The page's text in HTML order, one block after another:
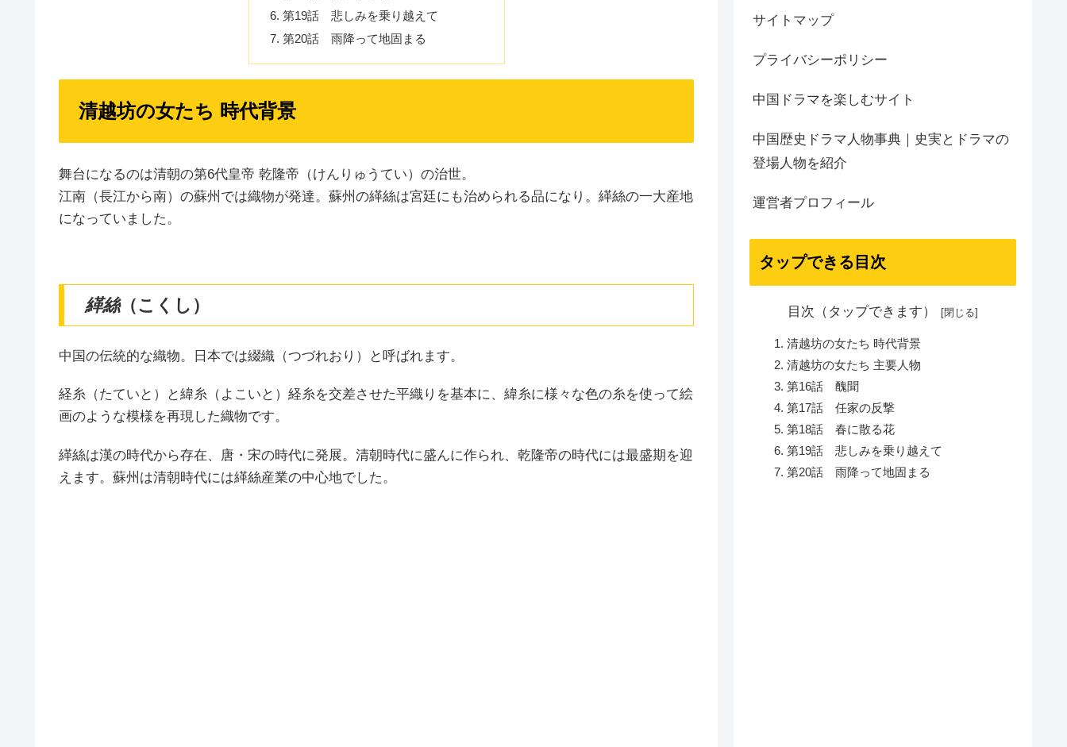
第19話 悲しみを乗り越えて
第20話 雨降って地固まる
清越坊の女たち 時代背景
舞台になるのは清朝の第6代皇帝 乾隆帝（けんりゅうてい）の治世。
江南（長江から南）の蘇州では織物が発達。蘇州の緙絲は宮廷にも治められる品になり。緙絲の一大産地
になっていました。
緙絲（こくし）
中国の伝統的な織物。日本では綴織（つづれおり）と呼ばれます。
経糸（たていと）と緯糸（よこいと）経糸を交差させた平織りを基本に、緯糸に様々な色の糸を使って絵
画のような模様を再現した織物です。
緙絲は漢の時代から存在、唐・宋の時代に発展。清朝時代に盛んに作られ、乾隆帝の時代には最盛期を迎
えます。蘇州は清朝時代には緙絲産業の中心地でした。
サイトマップ
プライバシーポリシー
中国ドラマを楽しむサイト
中国歴史ドラマ人物事典｜史実とドラマの
登場人物を紹介
運営者プロフィール
タップできる目次
目次（タップできます）
清越坊の女たち 時代背景
清越坊の女たち 主要人物
第16話 醜聞
第17話 任家の反撃
第18話 春に散る花
第19話 悲しみを乗り越えて
第20話 雨降って地固まる